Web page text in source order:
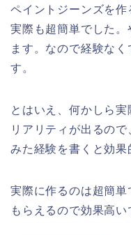
ペイントジーンズを作
実際も超簡単でした
ます。なので経験な
す。
とはいえ、何かしら
リアリティが出るの
みた経験を書くと効果
実際に作るのは超簡
もらえるので効果高い